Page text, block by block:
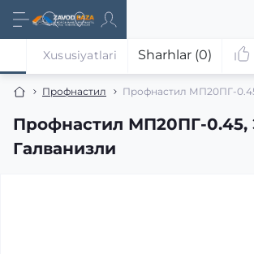
Профнастил Профнастил МП20ПГ-
Профнастил МП20ПГ-0.45,
Галванизли
Xususiyatlari Sharhlar (0)